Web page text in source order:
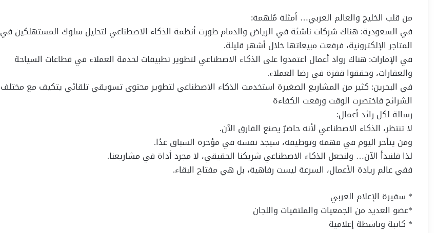
من قلب الخليج والعالم العربي… أمثلة مُلهمة:
في السعودية: هناك شركات ناشئة في الرياض والدمام طورت أنظمة الذكاء الاصطناعي لتحليل سلوك المستهلكين في
المتاجر الإلكترونية، فرفعت مبيعاتها خلال أشهر قليلة.
في الإمارات: هناك رواد أعمال اعتمدوا على الذكاء الاصطناعي لتطوير تطبيقات لخدمة العملاء في قطاعات السياحة
والعقارات، وحققوا قفزة في رضا العملاء.
في البحرين: كثير من المشاريع الصغيرة استخدمت الذكاء الاصطناعي لتطوير محتوى تسويقي تلقائي يتكيف مع مختلف
الشرائح فاختصرت الوقت ورفعت الكفاءة
رسالة لكل رائد أعمال:
لا تنتظر، الذكاء الاصطناعي لأنه حاضرٌ يصنع الفارق الآن.
ومن يتأخر اليوم في فهمه وتوظيفه، سيجد نفسه في مؤخرة السباق غدًا.
لذا فلنبدأ الآن… ولنجعل الذكاء الاصطناعي شريكنا الحقيقي، لا مجرد أداة في مشاريعنا.
ففي عالم ريادة الأعمال، السرعة ليست رفاهية، بل هي مفتاح البقاء.
* سفيرة الإعلام العربي
*عضو العديد من الجمعيات والملتقيات واللجان
* كاتبة وناشطة إعلامية